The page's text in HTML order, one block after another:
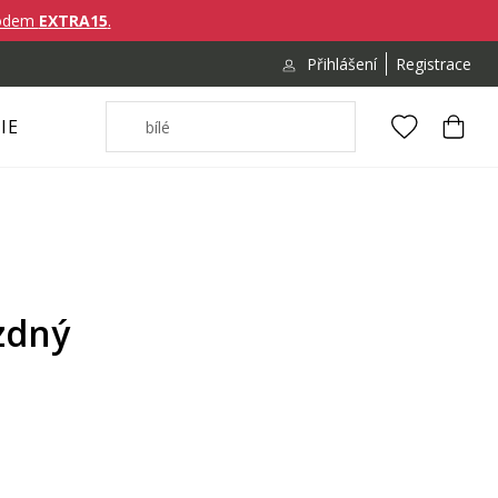
EXTRA15.
Přihlášení Registrace